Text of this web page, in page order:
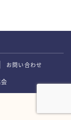
お問い合わせ